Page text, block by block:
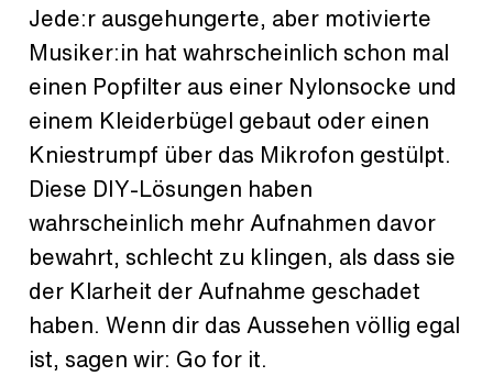
Jede:r ausgehungerte, aber motivierte
Musiker:in hat wahrscheinlich schon mal
einen Popfilter aus einer Nylonsocke und
einem Kleiderbügel gebaut oder einen
Kniestrumpf über das Mikrofon gestülpt.
Diese DIY-Lösungen haben
wahrscheinlich mehr Aufnahmen davor
bewahrt, schlecht zu klingen, als dass sie
der Klarheit der Aufnahme geschadet
haben. Wenn dir das Aussehen völlig egal
ist, sagen wir: Go for it.